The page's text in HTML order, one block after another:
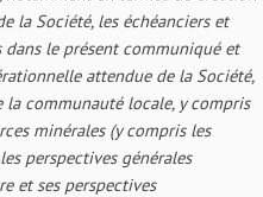
la Société, les échéanciers et
le présent communiqué et
attendue de la Société,
communauté locale, y compris
minérales (y compris les
perspectives générales
et ses perspectives